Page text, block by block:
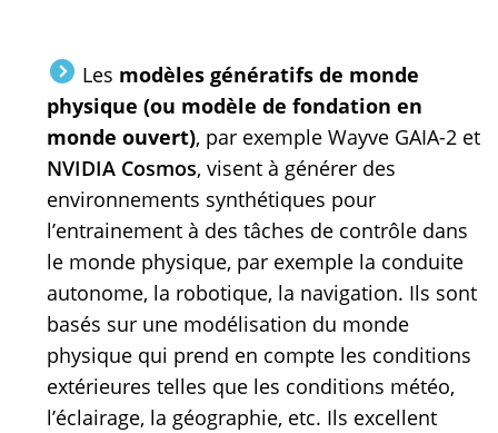
Les modèles génératifs de monde
physique (ou modèle de fondation en
monde ouvert), par exemple Wayve GAIA-2 et
NVIDIA Cosmos, visent à générer des
environnements synthétiques pour
l’entrainement à des tâches de contrôle dans
le monde physique, par exemple la conduite
autonome, la robotique, la navigation. Ils sont
basés sur une modélisation du monde
physique qui prend en compte les conditions
extérieures telles que les conditions météo,
l’éclairage, la géographie, etc. Ils excellent